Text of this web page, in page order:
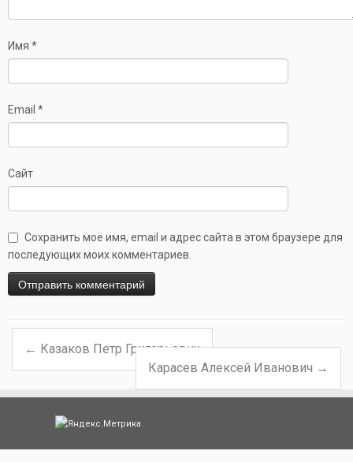
Имя *
Email *
Сайт
Сохранить моё имя, email и адрес сайта в этом браузере для
последующих моих комментариев.
Навигация по записям
← Казаков Петр Григорьевич
Карасев Алексей Иванович →